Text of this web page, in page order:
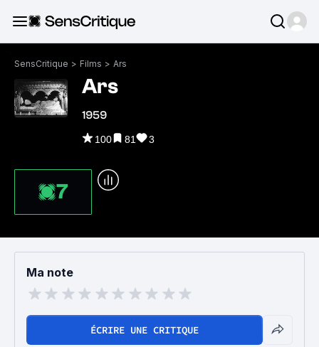
SensCritique > Films > Ars
Ars
1959
100 81 3
7
Ma note
ÉCRIRE UNE CRITIQUE